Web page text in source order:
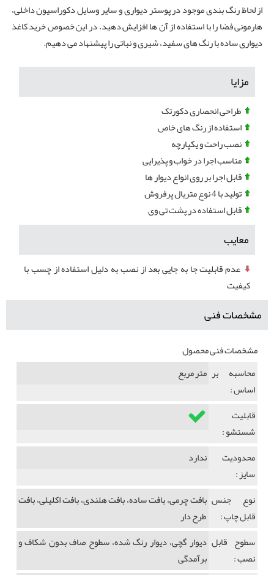
از لحاظ رنگ بندی موجود در پوستر دیواری و سایر وسایل دکوراسیون داخلی،
هارمونی فضا را با استفاده از آن ها افزایش دهید. در این خصوص خرید کاغذ
دیواری ساده با رنگ های سفید، شیری و نباتی را پیشنهاد می دهیم.
مزایا
طراحی انحصاری دکورتک
استفاده از رنگ های خاص
نصب راحت و یکپارچه
مناسب اجرا در خواب و پذیرایی
قابل اجرا بر روی انواع دیوار ها
تولید با 4 نوع متریال پرفروش
قابل استفاده در پشت تی وی
معایب
عدم قابلیت جا به جایی بعد از نصب به دلیل استفاده از چسب با
کیفیت
مشخصات فنی
مشخصات فنی محصول
محاسبه بر
اساس :
متر مربع
قابلیت
شستشو :
محدودیت
سایز :
ندارد
نوع جنس
قابل چاپ :
بافت چرمی، بافت ساده، بافت هلندی، بافت اکلیلی، بافت
طرح دار
سطوح قابل
نصب :
دیوار گچی، دیوار رنگ شده، سطوح صاف بدون شکاف و
برآمدگی